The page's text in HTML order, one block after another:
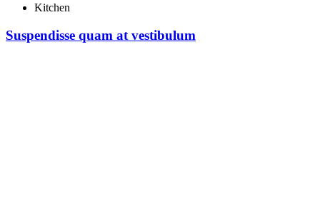
Kitchen
Suspendisse quam at vestibulum